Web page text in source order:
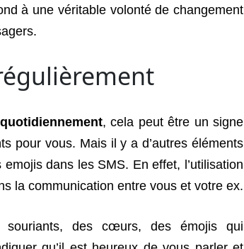
à une véritable volonté de changement
, cela peut être un signe
pour vous. Mais il y a d’autres éléments
dans les SMS. En effet, l’utilisation
la communication entre vous et votre ex.
des cœurs, des émojis qui